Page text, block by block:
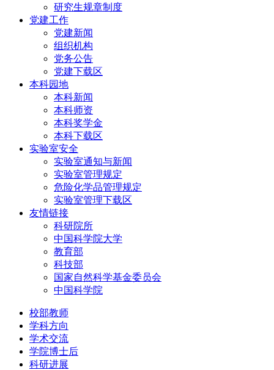
研究生规章制度
党建工作
党建新闻
组织机构
党务公告
党建下载区
本科园地
本科新闻
本科师资
本科奖学金
本科下载区
实验室安全
实验室通知与新闻
实验室管理规定
危险化学品管理规定
实验室管理下载区
友情链接
科研院所
中国科学院大学
教育部
科技部
国家自然科学基金委员会
中国科学院
校部教师
学科方向
学术交流
学院博士后
科研进展